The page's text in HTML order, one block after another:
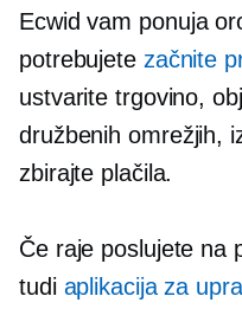
Ecwid vam ponuja
potrebujete začnite
ustvarite trgovino,
družbenih omrežjih,
zbirajte plačila.
Če raje poslujete na
tudi aplikacija za